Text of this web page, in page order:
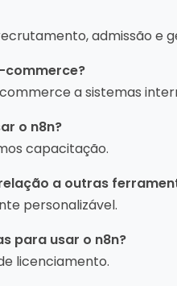
admissão e
commerce?
a sistemas
o n8n?
capacitação.
a outras
personalizável.
para usar o n8n?
licenciamento.